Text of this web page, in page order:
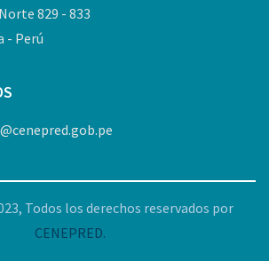
829 - 833
- Perú
Todos los derechos reservados por
CENEPRED.